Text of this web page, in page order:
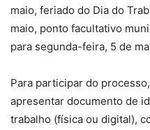
maio, feriado do Dia do
maio, ponto facultativo
para segunda-feira, 5 de
Para participar do
apresentar documento de
trabalho (física ou digital),